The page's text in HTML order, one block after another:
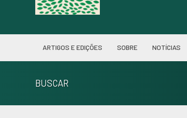
ARTIGOS E EDIÇÕES SOBRE NOTÍCIAS
BUSCAR